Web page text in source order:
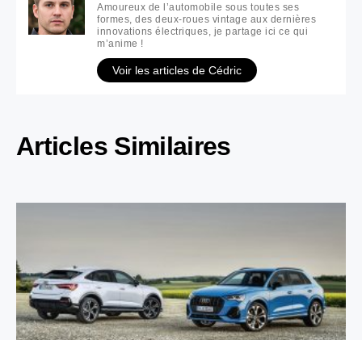
Amoureux de l’automobile sous toutes ses
formes, des deux-roues vintage aux dernières
innovations électriques, je partage ici ce qui
m’anime !
Voir les articles de Cédric
Articles Similaires